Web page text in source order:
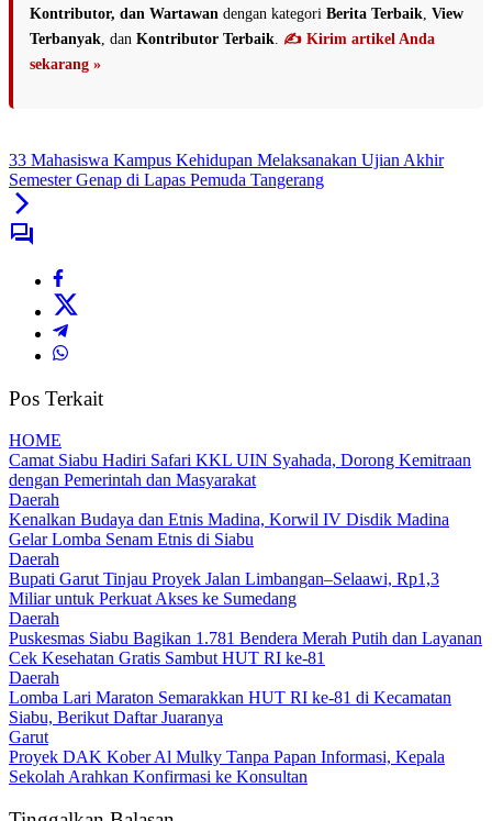
Kontributor, dan Wartawan dengan kategori Berita Terbaik View
Terbanyak , dan Kontributor Terbaik ✍️ Kirim artikel Anda
sekarang »
33 Mahasiswa Kampus Kehidupan Melaksanakan Ujian Akhir
Semester Genap di Lapas Pemuda Tangerang
Pos Terkait
HOME
Camat Siabu Hadiri Safari KKL UIN Syahada, Dorong Kemitraan
dengan Pemerintah dan Masyarakat
Daerah
Kenalkan Budaya dan Etnis Madina, Korwil IV Disdik Madina
Gelar Lomba Senam Etnis di Siabu
Daerah
Bupati Garut Tinjau Proyek Jalan Limbangan–Selaawi, Rp1,3
Miliar untuk Perkuat Akses ke Sumedang
Daerah
Puskesmas Siabu Bagikan 1.781 Bendera Merah Putih dan Layanan
Cek Kesehatan Gratis Sambut HUT RI ke-81
Daerah
Lomba Lari Maraton Semarakkan HUT RI ke-81 di Kecamatan
Siabu, Berikut Daftar Juaranya
Garut
Proyek DAK Kober Al Mulky Tanpa Papan Informasi, Kepala
Sekolah Arahkan Konfirmasi ke Konsultan